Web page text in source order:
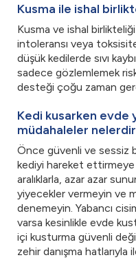
Kusma ile ishal
Kusma ve ishal
intoleransı veya
düşük kedilerde sıvı
sadece gözlemlemek
desteği çoğu zaman
Kedi kusarken evde
müdahaleler
Önce güvenli ve sessiz
kediyi hareket ettirmeye
aralıklarla, azar azar
yiyecekler vermeyin ve
denemeyin. Yabancı
varsa kesinlikle evde
içi kusturma güvenli
zehir danışma hatlarıyla